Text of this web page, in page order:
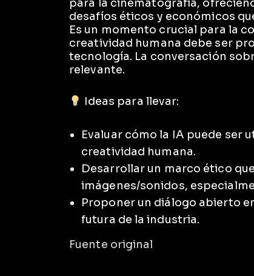
para la cinematografía,
desafíos éticos y económicos
Es un momento crucial para la
creatividad humana debe ser
tecnología. La conversación
relevante.
Ideas para llevar:
Evaluar cómo la IA puede ser
creatividad humana.
Desarrollar un marco ético
imágenes/sonidos,
Proponer un diálogo abierto
futura de la industria.
Fuente original